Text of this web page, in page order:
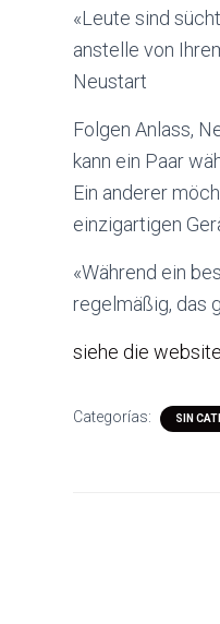
«Leute sind
anstelle von
Neustart
Folgen Anlass,
kann ein Paar
Ein anderer
einzigartigen
«Während ein
regelmäßig, das
siehe die website
Categorías: SIN